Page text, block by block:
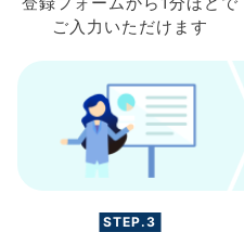
ご入力 いただけます
STEP.3